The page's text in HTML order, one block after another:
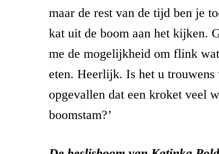
maar de rest van de tijd ben je
kat uit de boom aan het kijken.
me de mogelijkheid om flink
eten. Heerlijk. Is het u trouwens
opgevallen dat een kroket veel
boomstam?’